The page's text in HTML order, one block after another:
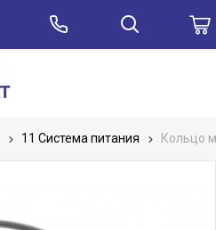
11 Система питания Кольцо